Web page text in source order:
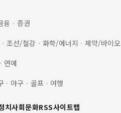
융 · 증권
· 조선/철강 · 화학/에너지 · 제약/바이오
· 연예
· 야구 · 골프 · 여행
치사회문화RSS사이트맵